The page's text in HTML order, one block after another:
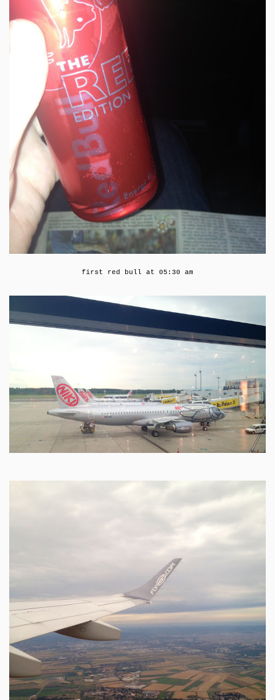
first red bull at 05:30 am